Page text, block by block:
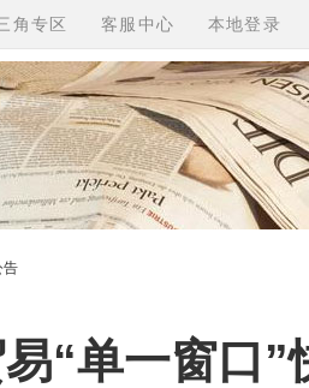
角专区 客服中心 本地登录
告
“单一窗口